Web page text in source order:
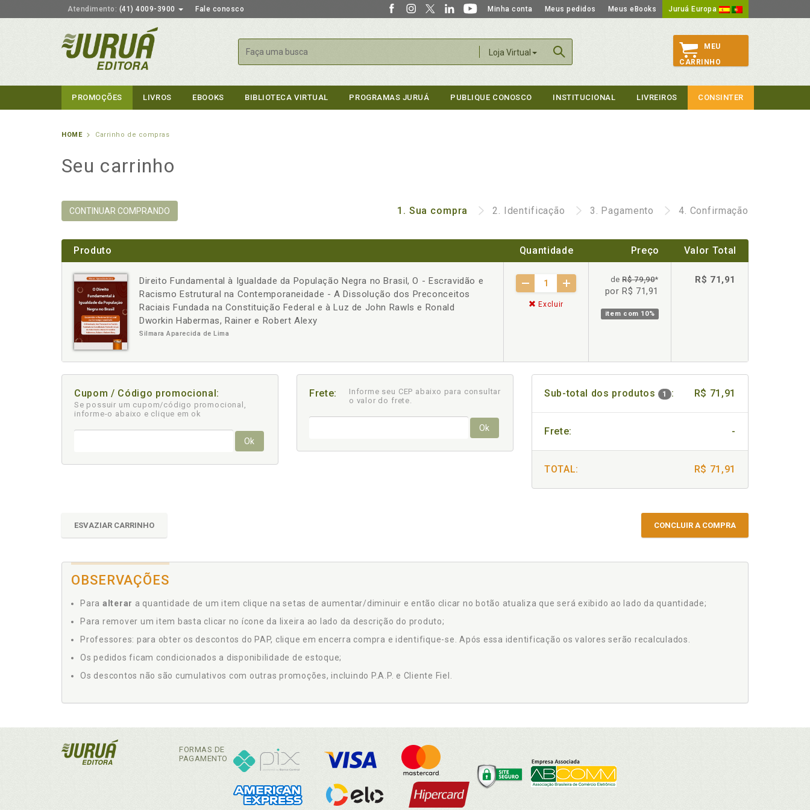
Atendimento: (41) 4009-3900 Fale conosco Minha conta Meus pedidos Meus eBooks Juruá Europa
Loja Virtual
Buscar
MEU
CARRINHO
PROMOÇÕES LIVROS EBOOKS BIBLIOTECA VIRTUAL PROGRAMAS JURUÁ PUBLIQUE CONOSCO INSTITUCIONAL LIVREIROS CONSINTER
HOME Carrinho de compras
Seu carrinho
CONTINUAR COMPRANDO 1. Sua compra 2. Identificação 3. Pagamento 4. Confirmação
Produto Quantidade Preço Valor Total
Direito Fundamental à Igualdade da População Negra no Brasil, O - Escravidão e
Racismo Estrutural na Contemporaneidade - A Dissolução dos Preconceitos
Raciais Fundada na Constituição Federal e à Luz de John Rawls e Ronald
Dworkin Habermas, Rainer e Robert Alexy
Silmara Aparecida de Lima
- +
Excluir
deR$ 79,90*
por R$ 71,91
item com 10%
R$ 71,91
Cupom / Código promocional:
Se possuir um cupom/código promocional,
informe-o abaixo e clique em ok
Ok
Frete:
Informe seu CEP abaixo para consultar
o valor do frete.
Ok
Sub-total dos produtos 1 : R$ 71,91
Frete: -
TOTAL: R$ 71,91
ESVAZIAR CARRINHO CONCLUIR A COMPRA
OBSERVAÇÕES
Para alterar a quantidade de um item clique na setas de aumentar/diminuir e então clicar no botão atualiza que será exibido ao lado da quantidade;
Para remover um item basta clicar no ícone da lixeira ao lado da descrição do produto;
Professores: para obter os descontos do PAP, clique em encerra compra e identifique-se. Após essa identificação os valores serão recalculados.
Os pedidos ficam condicionados a disponibilidade de estoque;
Os descontos não são cumulativos com outras promoções, incluindo P.A.P. e Cliente Fiel.
FORMAS DE
PAGAMENTO